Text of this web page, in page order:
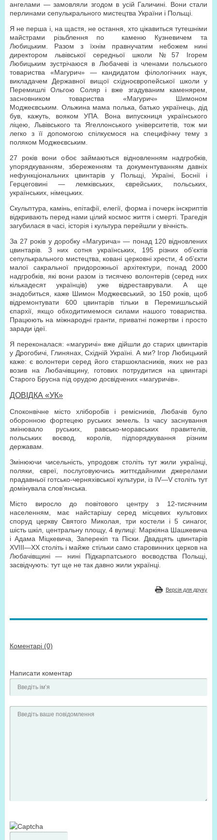
ангелами — замовляли згодом в усій Галичині. Вони стали
перлинами сепулькрального мистецтва України і Польщі.
Я не перша і, на щастя, не остання, хто цікавиться тутешніми
майстрами різьблення по
каменю Кузневичем та
Любицьким. Разом з їхнім правнучатим небожем нині
директором львівської середньої школи №57 Ігорем
Любицьким зустрічаюся в Любачеві із членами польського
товариства «Магурич» — кандидатом філологічних наук,
викладачем Державної вищої східноєвропейської школи у
Перемишлі Ольгою Соляр і вже згадуваним каменярем,
засновником товариства «Магурич» Шимоном
Моджеєвським. Ольжина мама полька, батько українець, дід
був, кажуть, вояком УПА. Вона випускниця українського
ліцею, Львівського та Ягеллонського університетів, тож ми
легко з її допомогою спілкуємося на специфічну тему з
поляком Моджеєвським.
27 років вони обоє займаються відновленням надгробків,
упорядкуванням, збереженням та документуванням давніх
нефункціональних цвинтарів у Польщі, Україні, Боснії і
Герцеговині — лемківських, єврейських, польських,
українських, німецьких.
Скульптура, камінь, епітафії, елегії, форма і почерк інскриптів
відкривають перед нами цілий космос життя і смерті. Трагедія
загубилася в часі, історія і культура перейшли у вічність.
За 27 років у доробку «Магурича» — понад 120 відновлених
цвинтарів. З них сотня українських, 195 різних об’єктів
сепулькрального мистецтва, ковані церковні хрести, 4 об’єкти
малої сакральної придорожньої архітектури, понад 2000
надгробків, які вони разом із тисячею волонтерів (серед них
кількадесят українців) уже відреставрували. А ще
знадобиться, каже Шимон Моджеєвський, зо 150 років, щоб
відремонтувати 600 цвинтарів тільки в Перемишльській
єпархії, якщо обходитимемося силами нашого товариства.
Працюють на міжнародні гранти, приватні пожертви і просто
заради ідеї.
Я переконалася: «магуричі» вже дійшли до старих цвинтарів
у Дрогобичі, Глинянах, Східній Україні. А ми? Ігор Любицький
каже: є волонтери серед його старшокласників, яких не раз
возив на Любачівщину, готових потрудитися на цвинтарі
Старого Брусна під орудою досвідчених «магуричів».
ДОВІДКА «УК»
Споконвічне місто хліборобів і ремісників, Любачів було
оборонною фортецею руських земель. Із часу заснування
змінювало руських, равсько-моравських правителів,
польських воєвод, королів, підпорядкування різним
державам.
Змінюючи чисельність, упродовж століть тут жили українці,
поляки, євреї, послуговуючись життєдайними джерелами
прадавньої готсько-черняхівської культури, із IV—V століть тут
домінувала слов’янська.
Місто виросло до повітового центру з 12-тисячним
населенням, має найстарішу серед місцевих культових
споруд церкву Святого Миколая, три костели і 5 синагог,
шість шкіл, центральну площу, 4 вулиці: Маркіяна Шашкевича
і Адама Міцкевича, Заперекіп та Піски. Двадцять цвинтарів
XVIII—XX століть і майже стільки само старовинних церков на
Любачівщині — нині Підкарпатського воєводства Польщі,
засвідчують: тут ще не так давно жили українці.
Версія для друку
Коментарі (0)
Написати коментар